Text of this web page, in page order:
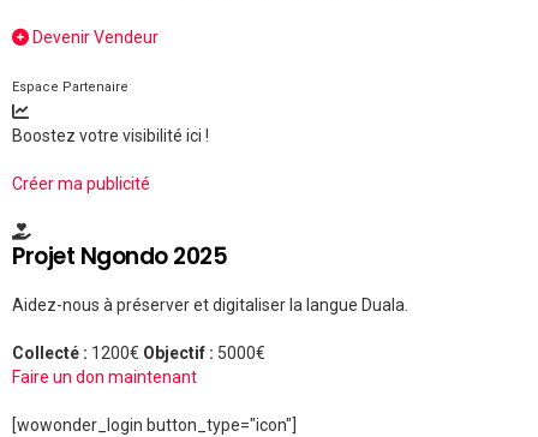
Devenir Vendeur
Espace Partenaire
Boostez votre visibilité ici !
Créer ma publicité
Projet Ngondo 2025
Aidez-nous à préserver et digitaliser la langue Duala.
Collecté : 1200€ Objectif : 5000€
Faire un don maintenant
[wowonder_login button_type="icon"]